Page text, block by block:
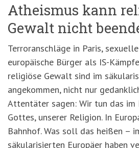
Atheismus kann
Gewalt nicht
Terroranschläge in Paris,
europäische Bürger als IS-
religiöse Gewalt sind im
angekommen, nicht nur
Attentäter sagen: Wir tun das im
Gottes, unserer Religion. In
Bahnhof. Was soll das heißen –
säkularisierten Europäer haben